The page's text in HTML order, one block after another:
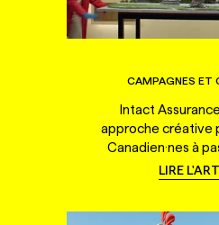
CAMPAGNES ET
Intact
approche créative
Canadien·nes à
LIRE